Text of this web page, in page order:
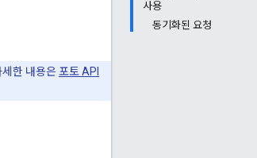
사용
동기화된 요청
한 내용은포토 API